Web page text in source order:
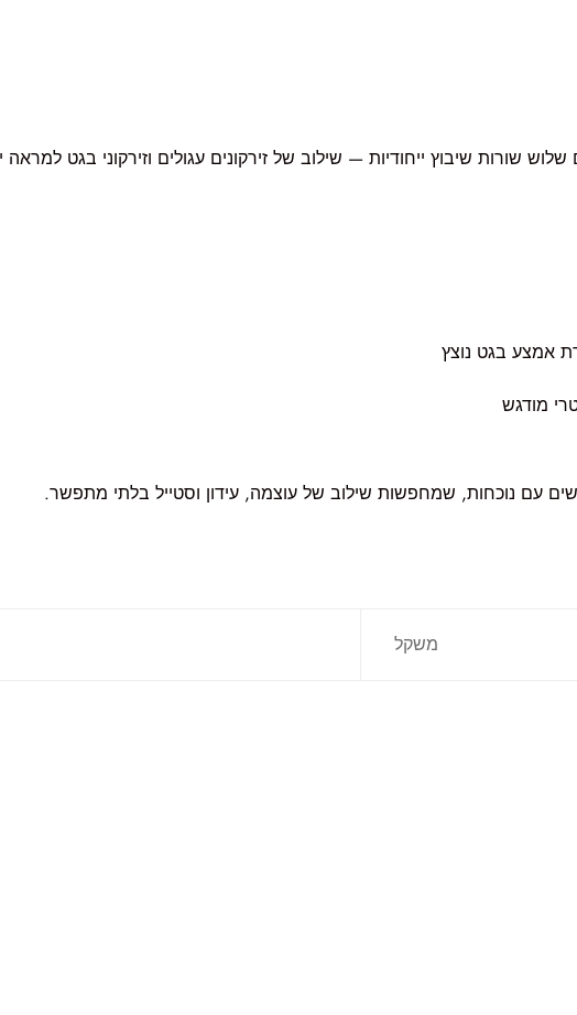
עם שלוש שורות שיבוץ ייחודיות — שילוב של זירקונים עגולים וזירקוני בגט
אמצע בגט נוצץ
מודגש
עם נוכחות, שמחפשות שילוב של עוצמה, עידון וסטייל בלתי מתפשר.
משקל